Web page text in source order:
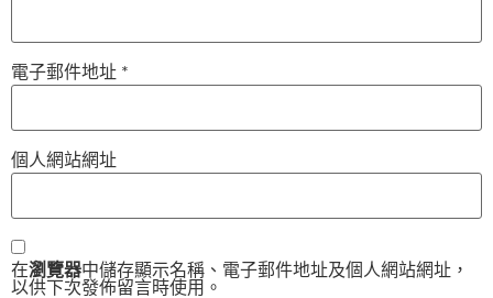
電子郵件地址 *
個人網站網址
在瀏覽器中儲存顯示名稱、電子郵件地址及個人網站網址，
以供下次發佈留言時使用。